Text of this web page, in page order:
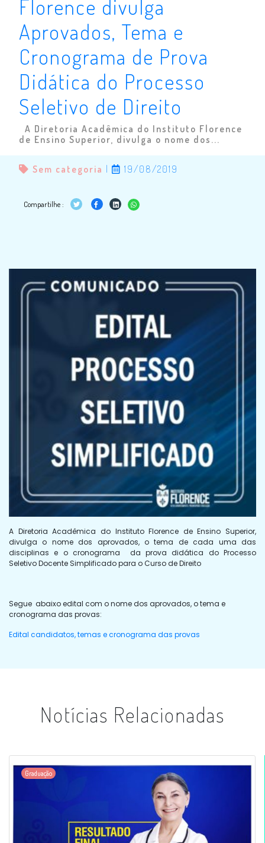
Florence divulga
Aprovados, Tema e
Cronograma de Prova
Didática do Processo
Seletivo de Direito
A Diretoria Acadêmica do Instituto Florence
de Ensino Superior, divulga o nome dos...
Sem categoria 19/08/2019
Compartilhe :
A Diretoria Acadêmica do Instituto Florence de Ensino Superior,
divulga o nome dos aprovados, o tema de cada uma das
disciplinas e o cronograma da prova didática do Processo
Seletivo Docente Simplificado para o Curso de Direito
Segue abaixo edital com o nome dos aprovados, o tema e
cronograma das provas:
Edital candidatos, temas e cronograma das provas
Notícias Relacionadas
Graduação